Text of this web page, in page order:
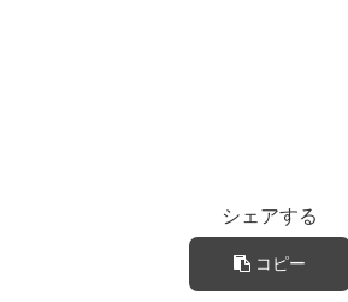
シェアする
コピー